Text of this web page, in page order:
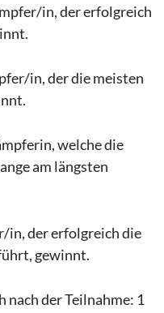
in, der erfolgreich
in, der die meisten
welche die
am längsten
der erfolgreich die
gewinnt.
der Teilnahme: 1